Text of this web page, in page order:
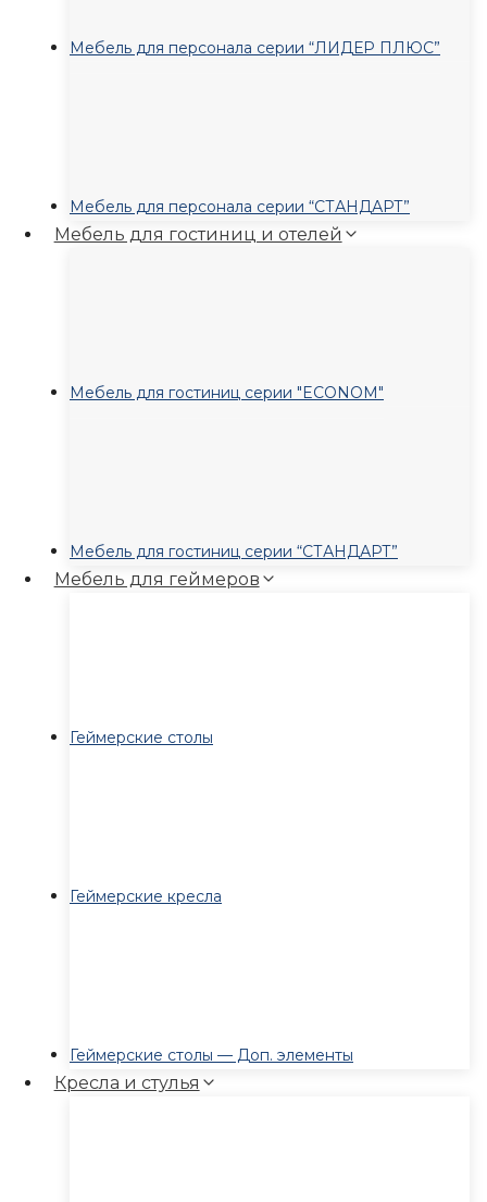
Мебель для персонала серии “ЛИДЕР ПЛЮС”
Мебель для персонала серии “СТАНДАРТ”
Мебель для гостиниц и отелей
Мебель для гостиниц серии "ECONOM"
Мебель для гостиниц серии “СТАНДАРТ”
Мебель для геймеров
Геймерские столы
Геймерские кресла
Геймерские столы — Доп. элементы
Кресла и стулья